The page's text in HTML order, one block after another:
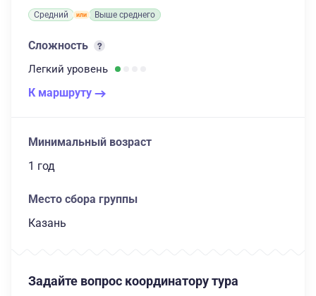
Средний Выше среднего
Сложность
Легкий уровень
К маршруту
Минимальный возраст
1 год
Место сбора группы
Казань
Задайте вопрос координатору тура